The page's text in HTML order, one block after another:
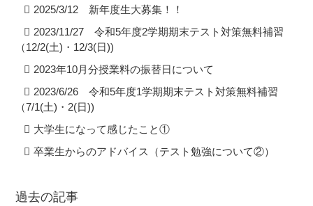
2025/3/12 新年度生大募集！！
2023/11/27 令和5年度2学期期末テスト対策無料補習
（12/2(土)・12/3(日))
2023年10月分授業料の振替日について
2023/6/26 令和5年度1学期期末テスト対策無料補習
（7/1(土)・2(日))
大学生になって感じたこと①
卒業生からのアドバイス（テスト勉強について②）
過去の記事